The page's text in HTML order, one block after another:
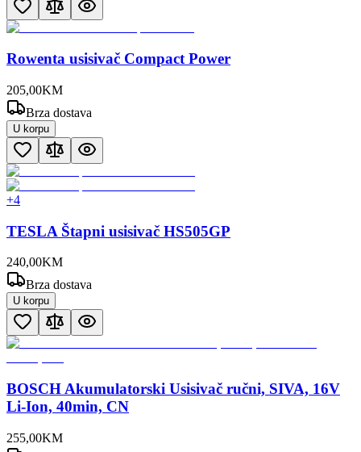
Rowenta usisivač Compact Power
205,00KM
Brza dostava
U korpu
+4
TESLA Štapni usisivač HS505GP
240,00KM
Brza dostava
U korpu
BOSCH Akumulatorski Usisivač ručni, SIVA, 16V
Li-Ion, 40min, CN
255,00KM